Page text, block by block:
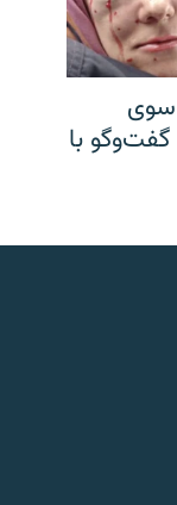
سوی
با